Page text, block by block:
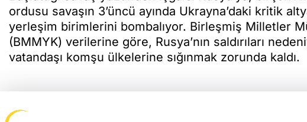
ordusu savaşın 3’üncü ayında Ukrayna’daki kritik
yerleşim birimlerini bombalıyor. Birleşmiş Milletler
(BMMYK) verilerine göre, Rusya’nın saldırıları
vatandaşı komşu ülkelerine sığınmak zorunda kaldı.